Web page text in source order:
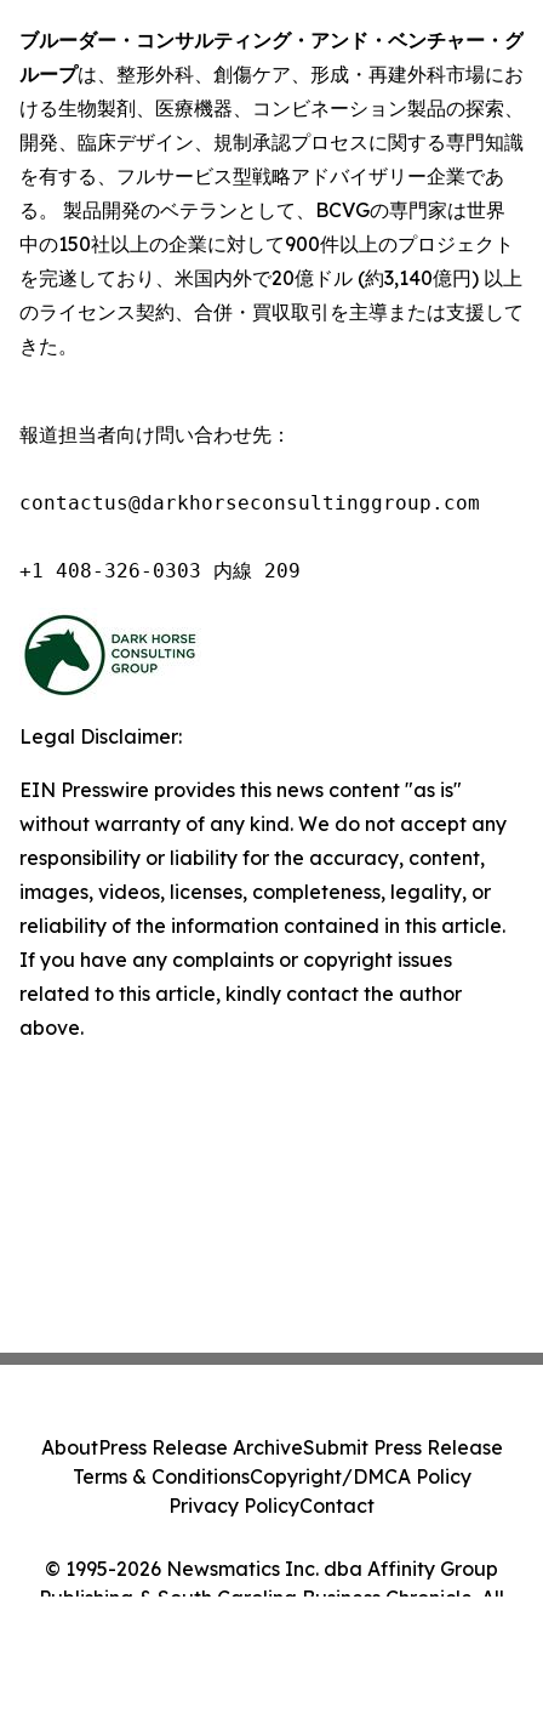
ブルーダー・コンサルティング・アンド・ベンチャー・グ
ループは、整形外科、創傷ケア、形成・再建外科市場にお
ける生物製剤、医療機器、コンビネーション製品の探索、
開発、臨床デザイン、規制承認プロセスに関する専門知識
を有する、フルサービス型戦略アドバイザリー企業であ
る。 製品開発のベテランとして、BCVGの専門家は世界
中の150社以上の企業に対して900件以上のプロジェクト
を完遂しており、米国内外で20億ドル (約3,140億円) 以上
のライセンス契約、合併・買収取引を主導または支援して
きた。
報道担当者向け問い合わせ先：
contactus@darkhorseconsultinggroup.com
+1 408-326-0303 内線 209
Legal Disclaimer:
EIN Presswire provides this news content "as is"
without warranty of any kind. We do not accept any
responsibility or liability for the accuracy, content,
images, videos, licenses, completeness, legality, or
reliability of the information contained in this article.
If you have any complaints or copyright issues
related to this article, kindly contact the author
above.
© 1995-2026 Newsmatics Inc. dba Affinity Group
Publishing & South Carolina Business Chronicle. All
AboutPress Release ArchiveSubmit Press Release
Terms & ConditionsCopyright/DMCA Policy
Privacy PolicyContact